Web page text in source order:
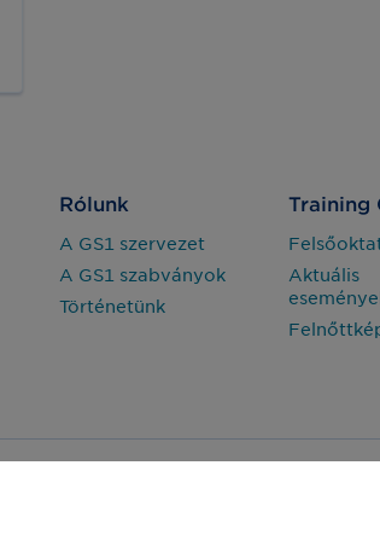
Rólunk
A GS1 szervezet
A GS1 szabványok
Történetünk
Training
Aktuális